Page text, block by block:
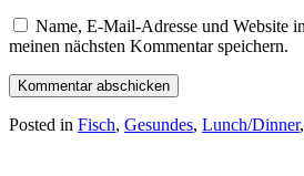
Name, E-Mail-Adresse und Website
meinen nächsten Kommentar speichern.
Posted in Fisch, Gesundes, Lunch/Dinner,